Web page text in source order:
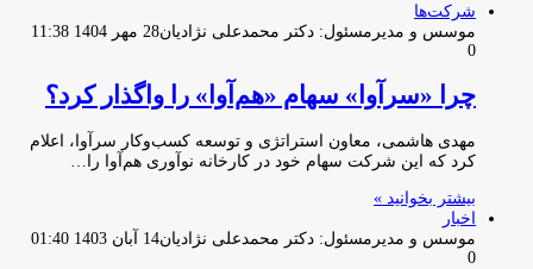
شرکت‌ها
موسس و مدیرمسئول: دکتر محمدعلی نژادیان28 مهر 1404 11:38
0
چرا «سرآوا» سهام «هم‌آوا» را واگذار کرد؟
مهدی هاشمی، معاون استراتژی و توسعه کسب‌وکار سرآوا، اعلام
کرد که این شرکت سهام خود در کارخانه نوآوری هم‌آوا را…
بیشتر بخوانید »
اخبار
موسس و مدیرمسئول: دکتر محمدعلی نژادیان14 آبان 1403 01:40
0